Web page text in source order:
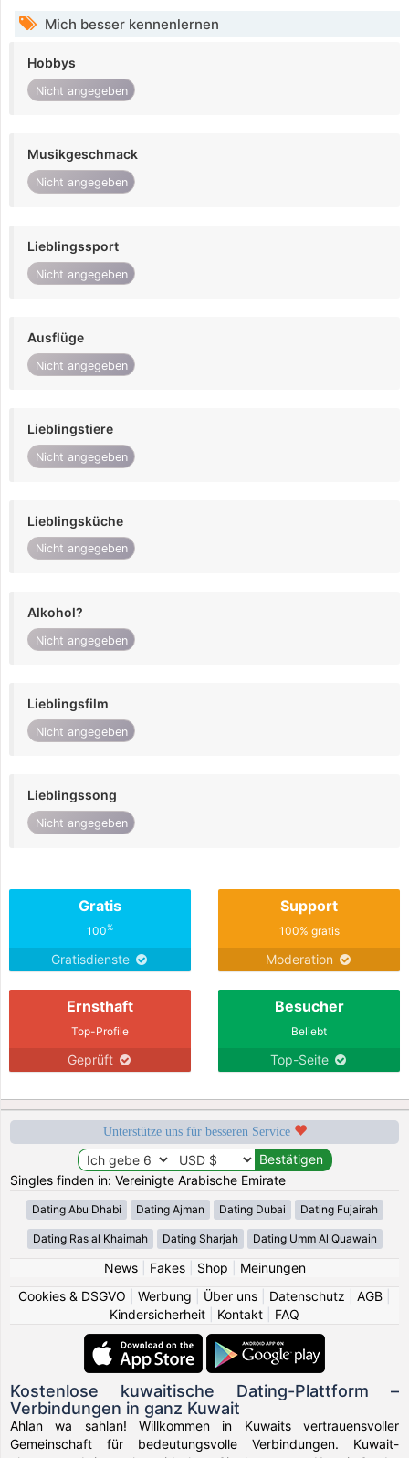
Mich besser kennenlernen
Hobbys
Nicht angegeben
Musikgeschmack
Nicht angegeben
Lieblingssport
Nicht angegeben
Ausflüge
Nicht angegeben
Lieblingstiere
Nicht angegeben
Lieblingsküche
Nicht angegeben
Alkohol?
Nicht angegeben
Lieblingsfilm
Nicht angegeben
Lieblingssong
Nicht angegeben
Gratis
100%
Gratisdienste
Support
100% gratis
Moderation
Ernsthaft
Top-Profile
Geprüft
Besucher
Beliebt
Top-Seite
Unterstütze uns für besseren Service
Singles finden in: Vereinigte Arabische Emirate
Dating Abu Dhabi Dating Ajman Dating Dubai Dating Fujairah
Dating Ras al Khaimah Dating Sharjah Dating Umm Al Quawain
News| Fakes| Shop
Meinungen
Cookies & DSGVO
Werbung Über uns Datenschutz AGB
Kindersicherheit
Kontakt FAQ
Kostenlose kuwaitische Dating-Plattform –
Verbindungen in ganz Kuwait
Ahlan wa sahlan! Willkommen in Kuwaits vertrauensvoller
Gemeinschaft für bedeutungsvolle Verbindungen. Kuwait-